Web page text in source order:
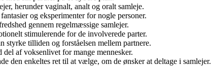
herunder vaginalt, analt og oralt samleje.
og eksperimenter for nogle personer.
gennem regelmæssige samlejer.
stimulerende for de involverede parter.
styrke tilliden og forståelsen mellem partnere.
af voksenlivet for mange mennesker.
den enkeltes ret til at vælge, om de ønsker at deltage i samlejer.